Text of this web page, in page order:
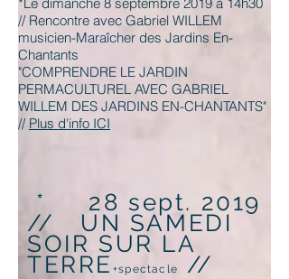
// Rencontre avec Gabriel WILLEM
musicien-Maraîcher des Jardins En-
Chantants
"COMPRENDRE LE JARDIN
PERMACULTUREL AVEC GABRIEL
WILLEM DES JARDINS EN-CHANTANTS"
// Plus d'info ICI
* 28 sept. 2019
// UN SAMEDI
SOIR SUR LA
TERRE +spectacle
//